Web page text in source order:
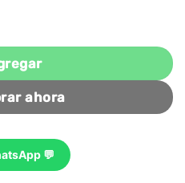
WAVE PORTO JUNIOR
ahora
💬